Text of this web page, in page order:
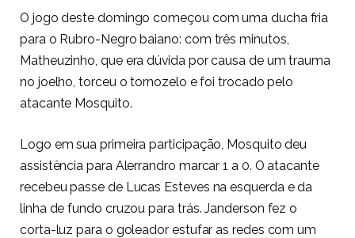
O jogo deste domingo começou com uma ducha fria
para o Rubro-Negro baiano: com três minutos,
Matheuzinho, que era dúvida por causa de um trauma
no joelho, torceu o tornozelo e foi trocado pelo
atacante Mosquito.
Logo em sua primeira participação, Mosquito deu
assistência para Alerrandro marcar 1 a 0. O atacante
recebeu passe de Lucas Esteves na esquerda e da
linha de fundo cruzou para trás. Janderson fez o
corta-luz para o goleador estufar as redes com um